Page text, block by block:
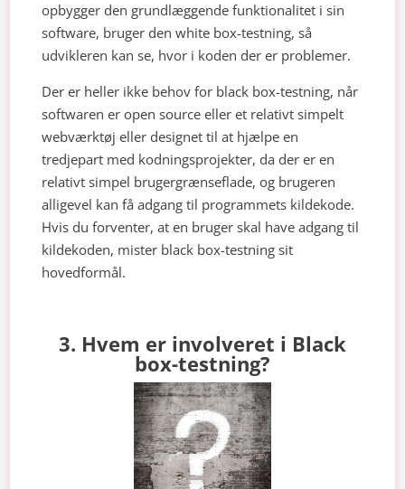
opbygger den grundlæggende funktionalitet i sin
software, bruger den white box-testning, så
udvikleren kan se, hvor i koden der er problemer.
Der er heller ikke behov for black box-testning, når
softwaren er open source eller et relativt simpelt
webværktøj eller designet til at hjælpe en
tredjepart med kodningsprojekter, da der er en
relativt simpel brugergrænseflade, og brugeren
alligevel kan få adgang til programmets kildekode.
Hvis du forventer, at en bruger skal have adgang til
kildekoden, mister black box-testning sit
hovedformål.
3. Hvem er involveret i Black
box-testning?